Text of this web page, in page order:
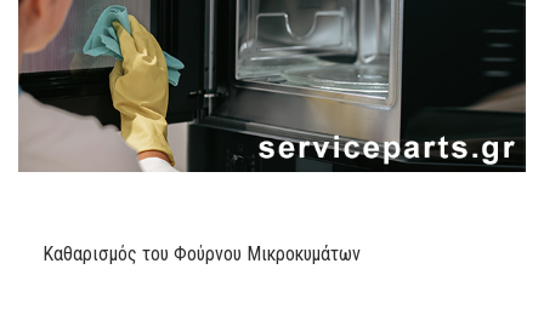
Καθαρισμός του Φούρνου Μικροκυμάτων